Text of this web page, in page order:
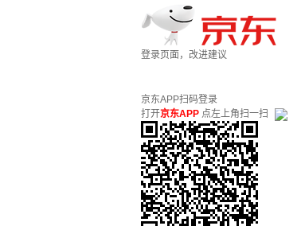
登录页面，改进建议
京东APP扫码登录
打开京东APP 点左上角扫一扫